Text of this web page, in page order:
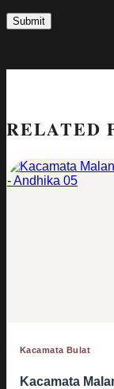
RELATED
Kacamata Bulat
Kacamata